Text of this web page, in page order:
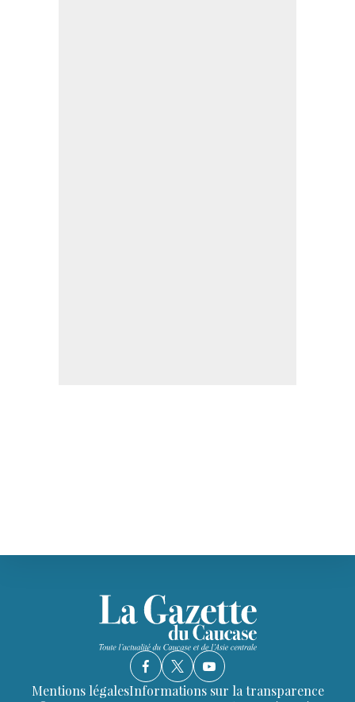
Mentions légalesInformations sur la transparence